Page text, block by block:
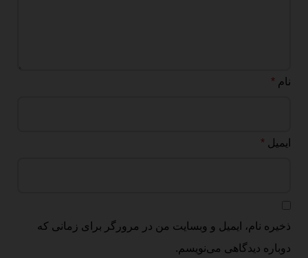
نام *
ایمیل *
ذخیره نام، ایمیل و وبسایت من در مرورگر برای زمانی که
دوباره دیدگاهی می‌نویسم.